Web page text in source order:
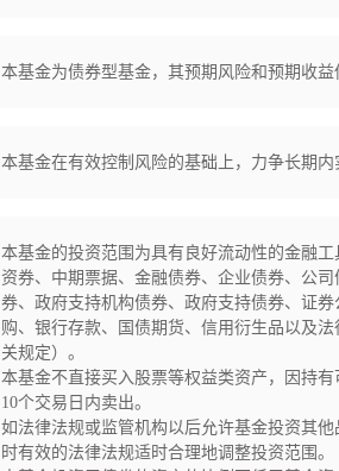
本基金为债券型基金，其预期风险和预期收
本基金在有效控制风险的基础上，力争长期内
本基金的投资范围为具有良好流动性的金融
资券、中期票据、金融债券、企业债券、公
券、政府支持机构债券、政府支持债券、证
购、银行存款、国债期货、信用衍生品以及
关规定）。
本基金不直接买入股票等权益类资产，因持
10个交易日内卖出。
如法律法规或监管机构以后允许基金投资其
时有效的法律法规适时合理地调整投资范围。